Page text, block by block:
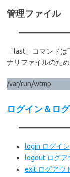
管理ファイル
「last」コマンド
ナリファイルのた
/var/run/wtmp
ログイン＆ロ
login ログイン
logout ログア
exit ログアウ